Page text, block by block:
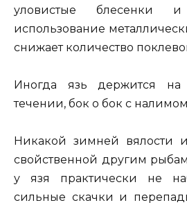
уловистые блесенки
использование
снижает количество
Иногда язь держится на
течении, бок о бок с
Никакой зимней вялости
свойственной другим
у язя практически не
сильные скачки и